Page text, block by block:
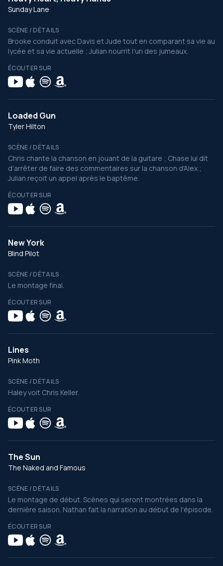
Sunday Lane
SCÈNE / DÉTAILS
Brooke conduit avec Davis et Jude tout en comparant sa vie au
lycée et sa vie actuelle ; Julian nourrit l'un des jumeaux.
ÉCOUTER SUR
Loaded Gun
Tyler Hilton
SCÈNE / DÉTAILS
Chris chante la chanson en jouant de la guitare ; Chase lui dit
d'arrêter de faire des commentaires sur la chanson d'Alex ;
Julian reçoit un appel après le baptême.
ÉCOUTER SUR
New York
Blind Pilot
SCÈNE / DÉTAILS
Le montage final.
ÉCOUTER SUR
Lines
Pink Moth
SCÈNE / DÉTAILS
Haley voit Chris Keller.
ÉCOUTER SUR
The Sun
The Naked and Famous
SCÈNE / DÉTAILS
Le montage de début. Scènes qui seront montrées dans la
dernière saison. Nathan fait la narration au début de l'épisode.
ÉCOUTER SUR